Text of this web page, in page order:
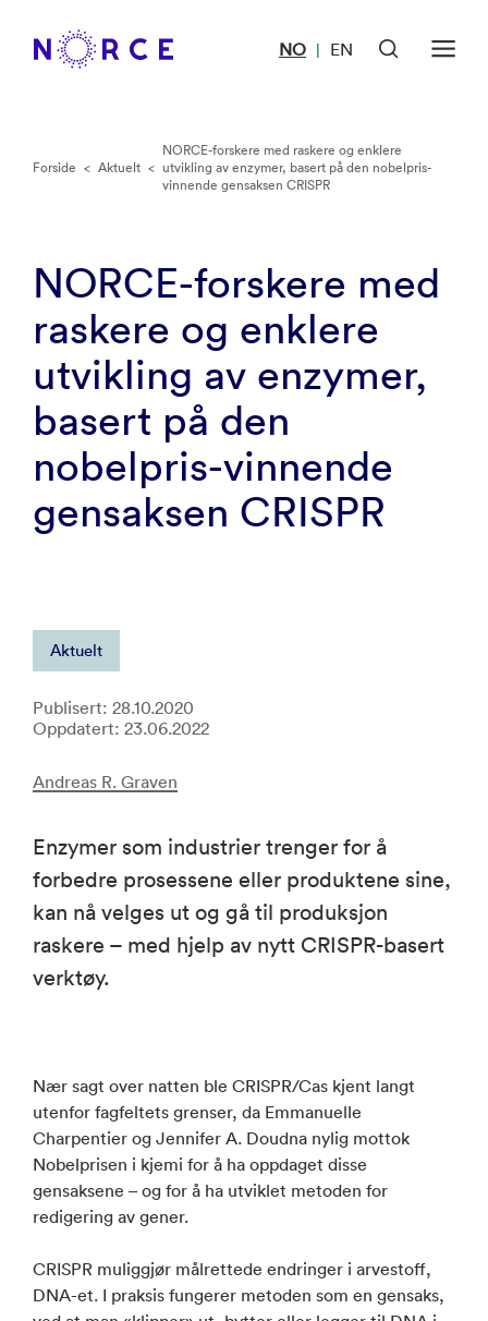
NO | EN
Forside < Aktuelt <
NORCE-forskere med raskere og enklere
utvikling av enzymer, basert på den nobelpris-
vinnende gensaksen CRISPR
NORCE-forskere med
raskere og enklere
utvikling av enzymer,
basert på den
nobelpris-vinnende
gensaksen CRISPR
Aktuelt
Publisert: 28.10.2020
Oppdatert: 23.06.2022
Andreas R. Graven
Enzymer som industrier trenger for å
forbedre prosessene eller produktene sine,
kan nå velges ut og gå til produksjon
raskere – med hjelp av nytt CRISPR-basert
verktøy.
Nær sagt over natten ble CRISPR/Cas kjent langt
utenfor fagfeltets grenser, da Emmanuelle
Charpentier og Jennifer A. Doudna nylig mottok
Nobelprisen i kjemi for å ha oppdaget disse
gensaksene – og for å ha utviklet metoden for
redigering av gener.
CRISPR muliggjør målrettede endringer i arvestoff,
DNA-et. I praksis fungerer metoden som en gensaks,